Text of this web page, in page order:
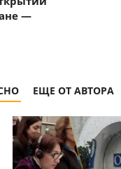
—
ЕЩЕ ОТ АВТОРА